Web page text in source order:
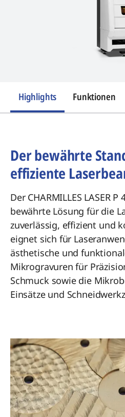
Highlights Funktionen
Der bewährte
effiziente
Der CHARMILLES LASER
bewährte Lösung für die
zuverlässig, effizient und
eignet sich für
ästhetische und
Mikrogravuren für
Schmuck sowie die
Einsätze und